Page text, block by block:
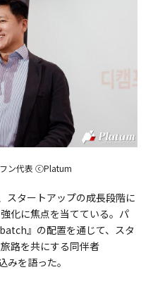
ン代表 ⓒPlatum
スタートアップの成長段階に
化に焦点を当てている。パ
』の配置を通じて、スタ
路を共にする同伴者
を語った。